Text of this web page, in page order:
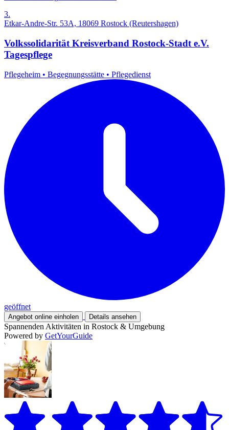
3.
Etkar-Andre-Str. 53A, 18069 Rostock (Reutershagen)
Volkssolidarität Kreisverband Rostock-Stadt e.V.
Tagespflege
Pflegeheim • Begegnungsstätte • Pflegedienst
geöffnet
Angebot online einholen Details ansehen
Spannenden Aktivitäten in Rostock & Umgebung
Powered by GetYourGuide